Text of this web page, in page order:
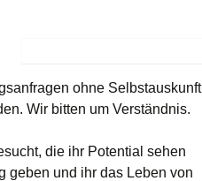
ohne Selbstauskunft
Wir bitten um Verständnis.
die ihr Potential sehen
geben und ihr das Leben von